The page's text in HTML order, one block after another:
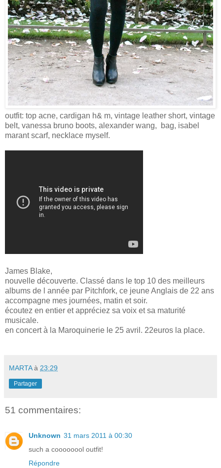
outfit: top acne, cardigan h& m, vintage leather short, vintage
belt, vanessa bruno boots, alexander wang, bag, isabel
marant scarf, necklace myself.
James Blake,
nouvelle découverte. Classé dans le top 10 des meilleurs
albums de l année par Pitchfork, ce jeune Anglais de 22 ans
accompagne mes journées, matin et soir.
écoutez en entier et appréciez sa voix et sa maturité
musicale.
en concert à la Maroquinerie le 25 avril. 22euros la place.
MARTA à 23:29
Partager
51 commentaires:
Unknown 31 mars 2011 à 00:30
such a coooooool outfit!
Répondre